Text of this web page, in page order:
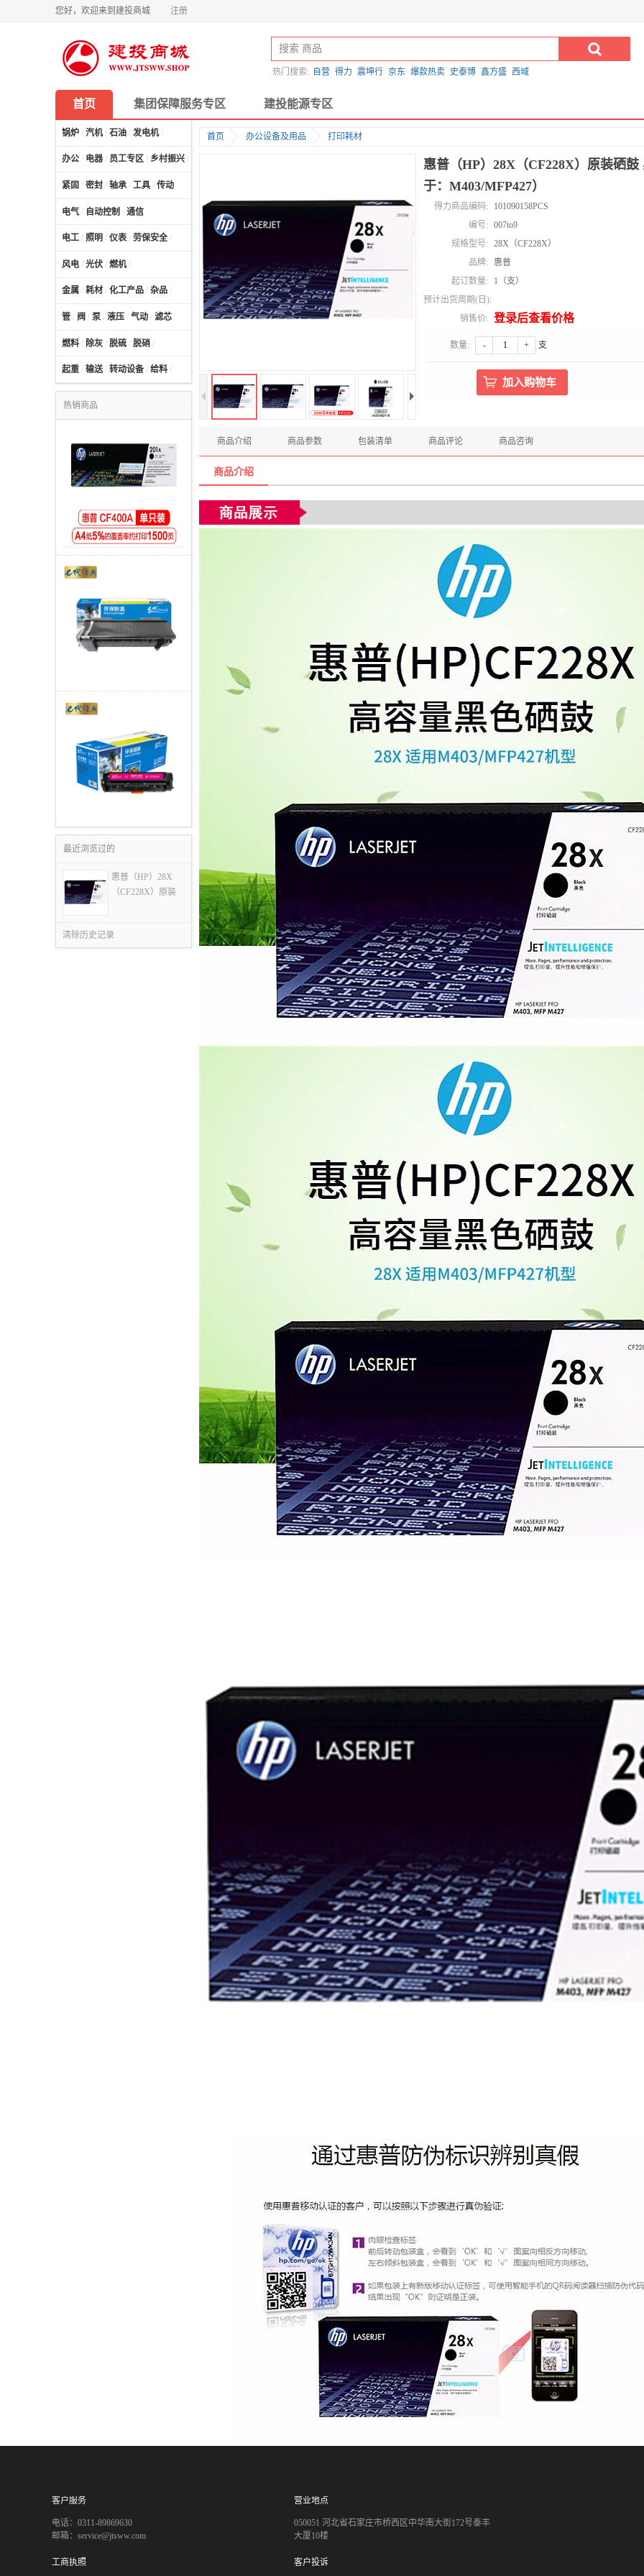
您好，欢迎来到建投商城 注册
热门搜索: 自营 得力 震坤行 京东 爆款热卖 史泰博 鑫方盛 西域
首页 集团保障服务专区 建投能源专区
锅炉 / 汽机/ 石油 / 发电机/
办公 / 电器 / 员工专区 / 乡村振兴 /
紧固 / 密封 / 轴承 / 工具 / 传动
电气 / 自动控制 / 通信
电工 / 照明 / 仪表 / 劳保安全 /
风电 / 光伏 / 燃机/
金属 / 耗材 / 化工产品 / 杂品 /
管 / 阀 / 泵 / 液压 / 气动 / 滤芯
燃料 / 除灰 / 脱硫 / 脱硝 /
起重 / 输送/ 转动设备 / 给料 /
热销商品
最近浏览过的
惠普（HP）28X
（CF228X）原装
清除历史记录
首页 办公设备及用品 打印耗材
惠普（HP）28X（CF228X）原装硒
于：M403/MFP427）
得力商品编码:
101090158PCS
编号:
007to9
规格型号:
28X（CF228X）
品牌:
惠普
起订数量:
1（支）
预计出货周期(日):
销售价:
登录后查看价格
数量: - + 支
商品介绍 商品参数 包装清单 商品评论 商品咨询
商品介绍
客户服务
电话：0311-89869630
邮箱：service@jtsww.com
营业地点
050051 河北省石家庄市桥西区中华南大街172号泰丰
大厦10楼
工商执照 客户投诉